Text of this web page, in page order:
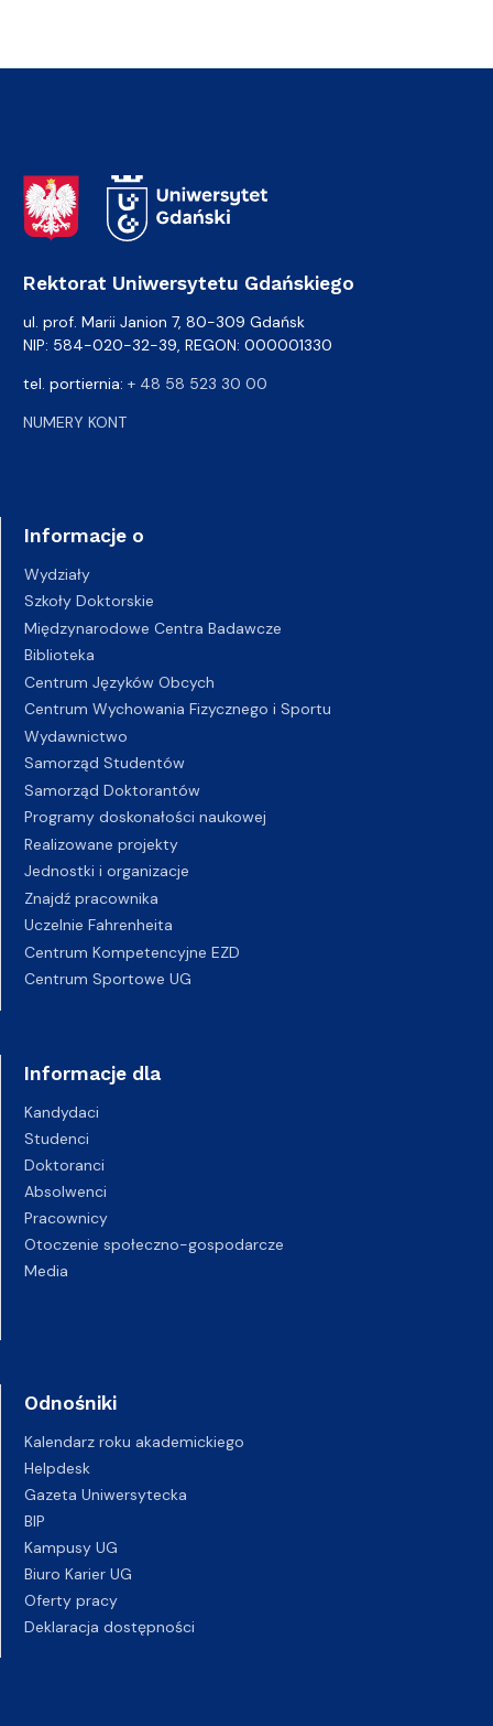
Adres Rektoratu
Rektorat Uniwersytetu Gdańskiego
ul. prof. Marii Janion 7, 80-309 Gdańsk
NIP: 584-020-32-39, REGON: 000001330
tel. portiernia: + 48 58 523 30 00
NUMERY KONT
Informacje o
Wydziały
Szkoły Doktorskie
Międzynarodowe Centra Badawcze
Biblioteka
Centrum Języków Obcych
Centrum Wychowania Fizycznego i Sportu
Wydawnictwo
Samorząd Studentów
Samorząd Doktorantów
Programy doskonałości naukowej
Realizowane projekty
Jednostki i organizacje
Znajdź pracownika
Uczelnie Fahrenheita
Centrum Kompetencyjne EZD
Centrum Sportowe UG
Informacje dla
Kandydaci
Studenci
Doktoranci
Absolwenci
Pracownicy
Otoczenie społeczno-gospodarcze
Media
Odnośniki
Kalendarz roku akademickiego
Helpdesk
Gazeta Uniwersytecka
BIP
Kampusy UG
Biuro Karier UG
Oferty pracy
Deklaracja dostępności